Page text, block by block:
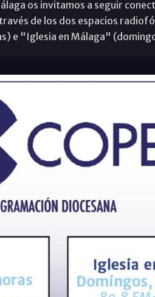
os invitamos a seguir
de los dos espacios
e "Iglesia en Málaga"